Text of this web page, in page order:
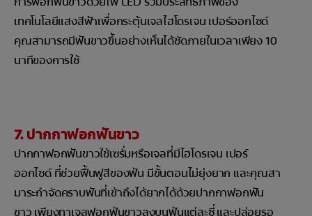
เทคโนโลยีแสงสีฟ้าเพื่อกระตุ้นเจลไฮโดรเจน เปอร์ออกไซด์
คุณสามารถมีฟันขาวขึ้นอย่างเห็นได้ชัดภายในเวลาเพียง 10
นาทีของการใช้
7. ปากกาฟอกฟันขาว
ปากกาฟอกฟันขาวใช้เซรั่มหรือเจลที่มีไฮโดรเจน เปอร์
ออกไซด์ ที่ช่วยฟื้นฟูสีของฟัน มีขั้นตอนไม่ยุ่งยาก และคุณสา
มาระกำจัดคราบฟันที่เข้าถึงได้ยากได้ด้วยปากกาฟอกฟัน
ขาว เพียงทาเจลฟอกฟันขาวลงบนฟันแต่ละซี่ และปล่อยรอ